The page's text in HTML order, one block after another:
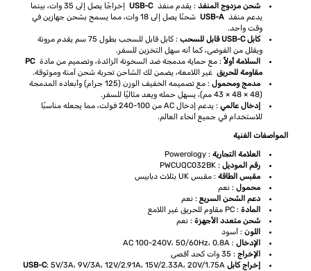
شحن مزدوج المنفذ : يقدم منفذ USB-C
إخراجًا يصل إلى 35 وات، بينما
يدعم منفذ USB-A
شحنًا يصل إلى 18 وات، مما يسمح بشحن جهازين في
وقت واحد.
كابل USB-C قابل للسحب
: كابل قابل للسحب بطول 75 سم يقدم مرونة
ويقلل من الفوضى، كما أنه سهل التخزين للسفر.
السلامة أولاً : مع حماية مدمجة ضد السخونة الزائدة، وتصميم من مادة PC
مقاومة للحريق غير اللامعة، يضمن لك الشاحن تجربة شحن آمنة وموثوقة.
مدمج ومحمول
: مع تصميمه الخفيف الوزن (125 جرام) وأبعاده المدمجة
(48 × 48 × 43 مم)، يسهل حمله ويعد مثاليًا للسفر.
إدخال عالمي
: يدعم إدخال AC من 100-240 فولت، مما يجعله مناسبًا
للاستخدام في جميع أنحاء العالم.
المواصفات الفنية
العلامة التجارية : Powerology
رقم الموديل : PWCUQC032BK
مقبس الطاقة : مقبس UK بثلاث دبابيس
محمول : نعم
دعم الشحن السريع : نعم
المادة : PC مقاوم للحريق غير اللامع
شحن متعدد الأجهزة : نعم
اللون : أسود
الإدخال : AC 100-240V، 50/60Hz، 0.8A
الإخراج : 35 وات كحد أقصى
إخراج كابل USB-C : 5V/3A، 9V/3A، 12V/2.91A، 15V/2.33A، 20V/1.75A